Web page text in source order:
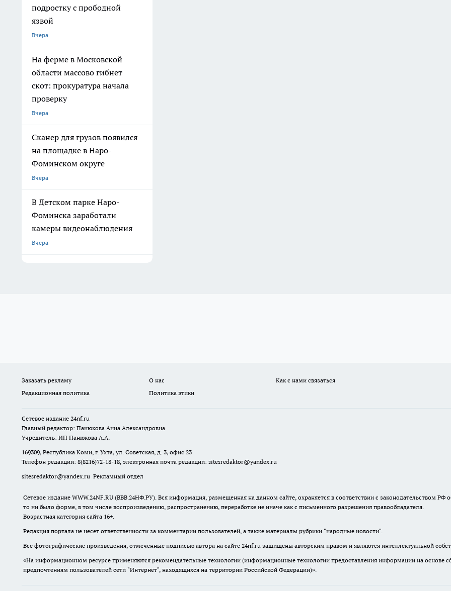
подростку с прободной
язвой
Вчера
На ферме в Московской
области массово гибнет
скот: прокуратура начала
проверку
Вчера
Сканер для грузов появился
на площадке в Наро-
Фоминском округе
Вчера
В Детском парке Наро-
Фоминска заработали
камеры видеонаблюдения
Вчера
Заказать рекламу О нас
Как с нами связаться
Редакционная политика
Политика этики
Сетевое издание 24nf.ru
Главный редактор: Панюкова Анна Александровна
Учредитель: ИП Панюкова А.А.
169309, Республика Коми, г. Ухта, ул. Советская, д. 3, офис 23
Телефон редакции: 8(8216)72-18-18, электронная почта редакции: sitesredaktor@yandex.ru
sitesredaktor@yandex.ru Рекламный отдел
Сетевое издание WWW.24NF.RU (ВВВ.24НФ.РУ). Вся информация, размещенная на данном сайте, охраняется в соответствии с законодательством
то ни было форме, в том числе воспроизведению, распространению, переработке не иначе как с письменного разрешения правообладателя.
Возрастная категория сайта 16+.
Редакция портала не несет ответственности за комментарии пользователей, а также материалы рубрики "народные новости".
Все фотографические произведения, отмеченные подписью автора на сайте 24nf.ru защищены авторским правом и являются интеллектуальной
«На информационном ресурсе применяются рекомендательные технологии (информационные технологии предоставления информации на основе
предпочтениям пользователей сети "Интернет", находящихся на территории Российской Федерации)».